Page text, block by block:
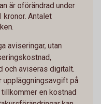
är oförändrad under
kronor. Antalet
aviseringar, utan
och aviseras digitalt.
uppläggningsavgift på
en kostnad